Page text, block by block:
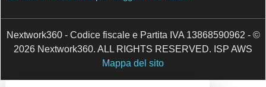
Contatta il nostro team per maggiori informazioni
Nextwork360 - Codice fiscale e Partita IVA 13868590962
- © 2026 Nextwork360. ALL RIGHTS RESERVED. ISP